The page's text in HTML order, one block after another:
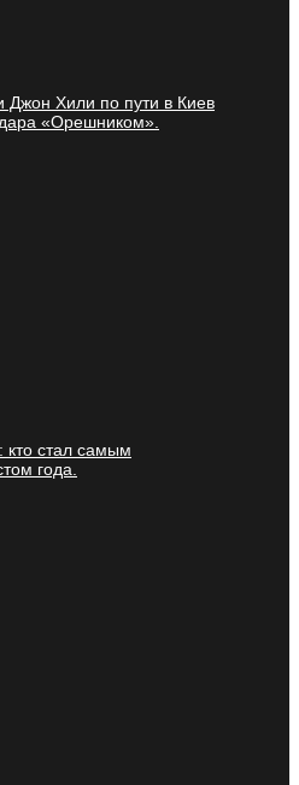
Хили по пути в Киев
«Орешником».
стал самым
года.